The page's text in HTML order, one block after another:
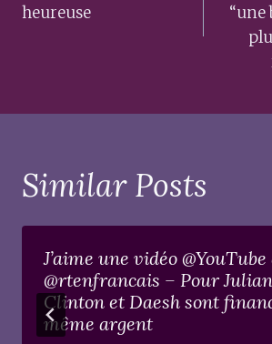
heureuse
“une
Similar Posts
J’aime une vidéo @YouTube
@rtenfrancais – Pour
Clinton et Daesh sont
même argent